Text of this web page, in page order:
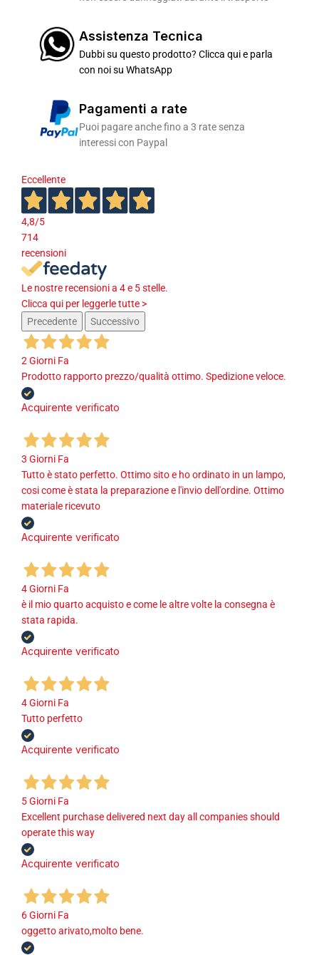
Assistenza Tecnica
Dubbi su questo prodotto? Clicca qui e parla
con noi su WhatsApp
Pagamenti a rate
Puoi pagare anche fino a 3 rate senza
interessi con Paypal
Eccellente
4,8/5
714
recensioni
Le nostre recensioni a 4 e 5 stelle.
Clicca qui per leggerle tutte >
Precedente
Successivo
2 Giorni Fa
Prodotto rapporto prezzo/qualità ottimo. Spedizione veloce.
Acquirente verificato
3 Giorni Fa
Tutto è stato perfetto. Ottimo sito e ho ordinato in un lampo,
cosi come è stata la preparazione e l'invio dell'ordine. Ottimo
materiale ricevuto
Acquirente verificato
4 Giorni Fa
è il mio quarto acquisto e come le altre volte la consegna è
stata rapida.
Acquirente verificato
4 Giorni Fa
Tutto perfetto
Acquirente verificato
5 Giorni Fa
Excellent purchase delivered next day all companies should
operate this way
Acquirente verificato
6 Giorni Fa
oggetto arivato,molto bene.